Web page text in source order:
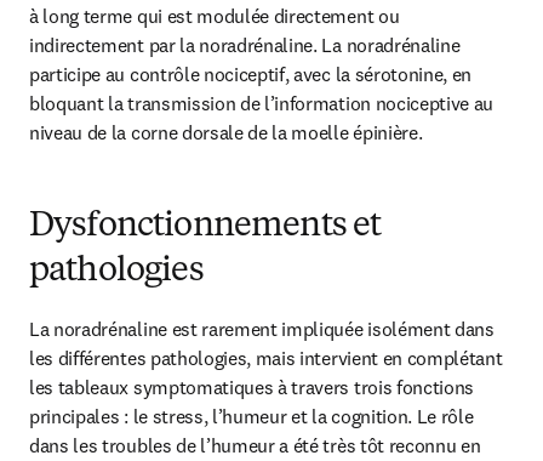
à long terme qui est modulée directement ou
indirectement par la noradrénaline. La noradrénaline
participe au contrôle nociceptif, avec la sérotonine, en
bloquant la transmission de l’information nociceptive au
niveau de la corne dorsale de la moelle épinière.
Dysfonctionnements et
pathologies
La noradrénaline est rarement impliquée isolément dans
les différentes pathologies, mais intervient en complétant
les tableaux symptomatiques à travers trois fonctions
principales : le stress, l’humeur et la cognition. Le rôle
dans les troubles de l’humeur a été très tôt reconnu en